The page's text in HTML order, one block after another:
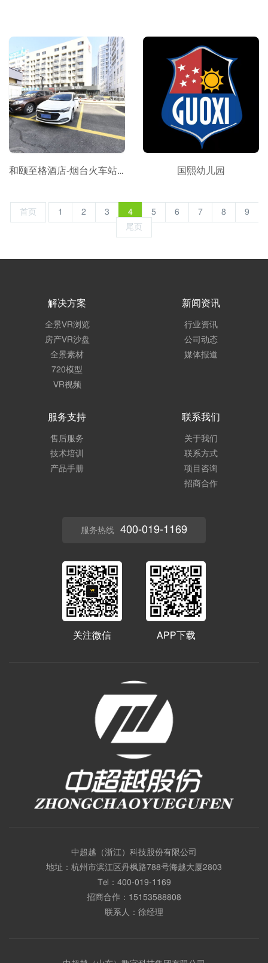
和颐至格酒店-烟台火车站海滨广场店_携程 国熙幼儿园
首页 1 2 3 4 5 6 7 8
9
尾页
解决方案
全景VR浏览
房产VR沙盘
全景素材
720模型
VR视频
新闻资讯
行业资讯
公司动态
媒体报道
服务支持
售后服务
技术培训
产品手册
联系我们
关于我们
联系方式
项目咨询
招商合作
服务热线 400-019-1169
关注微信 APP下载
中超越（浙江）科技股份有限公司
地址：杭州市滨江区丹枫路788号海越大厦2803
Tel： 400-019-1169
招商合作： 15153588808
联系人：徐经理